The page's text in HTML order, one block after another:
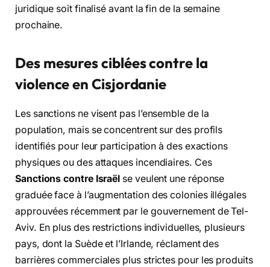
juridique soit finalisé avant la fin de la semaine
prochaine.
Des mesures ciblées contre la
violence en Cisjordanie
Les sanctions ne visent pas l’ensemble de la
population, mais se concentrent sur des profils
identifiés pour leur participation à des exactions
physiques ou des attaques incendiaires. Ces
Sanctions contre Israël se veulent une réponse
graduée face à l’augmentation des colonies illégales
approuvées récemment par le gouvernement de Tel-
Aviv. En plus des restrictions individuelles, plusieurs
pays, dont la Suède et l’Irlande, réclament des
barrières commerciales plus strictes pour les produits